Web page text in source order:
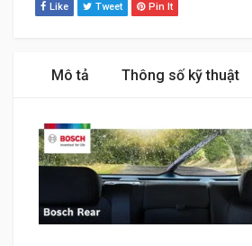
Like Tweet Pin It
Mô tả Thông số kỹ thuật